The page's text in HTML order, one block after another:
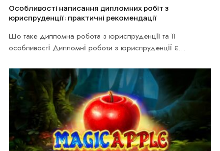
Особливості написання дипломних робіт з
юриспруденції: практичні рекомендації
Що таке дипломна робота з юриспруденції та її
особливості Дипломні роботи з юриспруденції є